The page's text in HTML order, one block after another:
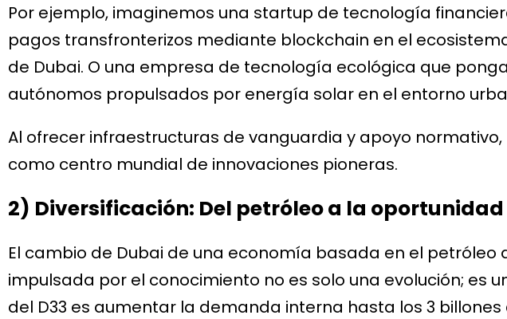
Por ejemplo, imaginemos una startup de tecnología
pagos transfronterizos mediante blockchain en el
de Dubai. O una empresa de tecnología ecológica que
autónomos propulsados por energía solar en el entorno
Al ofrecer infraestructuras de vanguardia y apoyo normativo,
como centro mundial de innovaciones pioneras.
2) Diversificación: Del petróleo a la oportunidad
El cambio de Dubai de una economía basada en el petróleo
impulsada por el conocimiento no es solo una evolución; es
del D33 es aumentar la demanda interna hasta los 3 billones